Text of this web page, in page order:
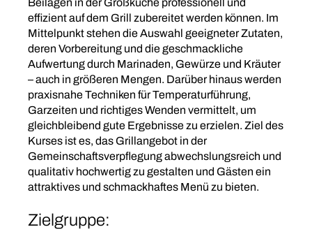
Beilagen in der Großküche professionell und
effizient auf dem Grill zubereitet werden können. Im
Mittelpunkt stehen die Auswahl geeigneter Zutaten,
deren Vorbereitung und die geschmackliche
Aufwertung durch Marinaden, Gewürze und Kräuter
– auch in größeren Mengen. Darüber hinaus werden
praxisnahe Techniken für Temperaturführung,
Garzeiten und richtiges Wenden vermittelt, um
gleichbleibend gute Ergebnisse zu erzielen. Ziel des
Kurses ist es, das Grillangebot in der
Gemeinschaftsverpflegung abwechslungsreich und
qualitativ hochwertig zu gestalten und Gästen ein
attraktives und schmackhaftes Menü zu bieten.
Zielgruppe: